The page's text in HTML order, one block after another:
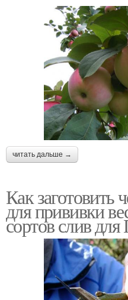
читать дальше →
Как заготовить
для прививки
сортов слив